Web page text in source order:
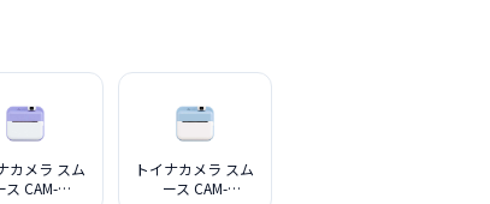
カメラ スム
ス CAM-
トイナカメラ スム
ース CAM-